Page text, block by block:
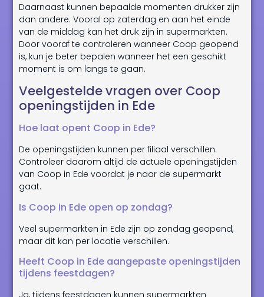
Daarnaast kunnen bepaalde momenten drukker zijn
dan andere. Vooral op zaterdag en aan het einde
van de middag kan het druk zijn in supermarkten.
Door vooraf te controleren wanneer Coop geopend
is, kun je beter bepalen wanneer het een geschikt
moment is om langs te gaan.
Veelgestelde vragen over Coop
openingstijden in Ede
Hoe laat opent Coop in Ede?
De openingstijden kunnen per filiaal verschillen.
Controleer daarom altijd de actuele openingstijden
van Coop in Ede voordat je naar de supermarkt
gaat.
Is Coop in Ede open op zondag?
Veel supermarkten in Ede zijn op zondag geopend,
maar dit kan per locatie verschillen.
Heeft Coop in Ede aangepaste openingstijden
tijdens feestdagen?